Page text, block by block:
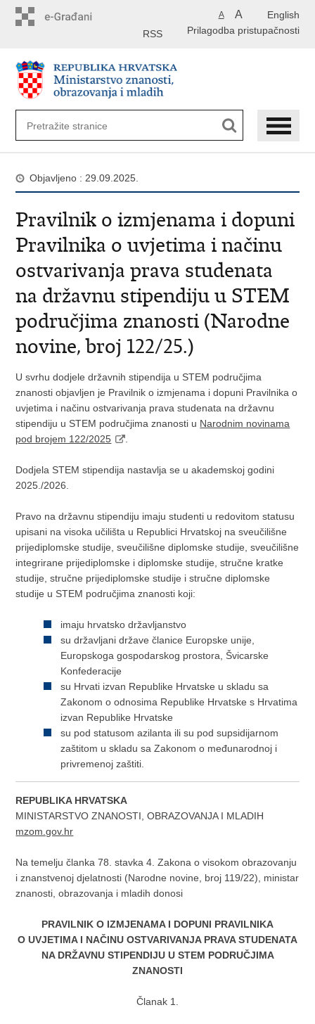
English
A A
Prilagodba pristupačnosti
RSS
Objavljeno : 29.09.2025.
Pravilnik o izmjenama i dopuni
Pravilnika o uvjetima i načinu
ostvarivanja prava studenata
na državnu stipendiju u STEM
područjima znanosti (Narodne
novine, broj 122/25.)
U svrhu dodjele državnih stipendija u STEM područjima
znanosti objavljen je Pravilnik o izmjenama i dopuni Pravilnika o
uvjetima i načinu ostvarivanja prava studenata na državnu
stipendiju u STEM područjima znanosti u Narodnim novinama
pod brojem 122/2025
Dodjela STEM stipendija nastavlja se u akademskoj godini
2025./2026.
Pravo na državnu stipendiju imaju studenti u redovitom statusu
upisani na visoka učilišta u Republici Hrvatskoj na sveučilišne
prijediplomske studije, sveučilišne diplomske studije, sveučilišne
integrirane prijediplomske i diplomske studije, stručne kratke
studije, stručne prijediplomske studije i stručne diplomske
studije u STEM područjima znanosti koji:
imaju hrvatsko državljanstvo
su državljani države članice Europske unije,
Europskoga gospodarskog prostora, Švicarske
Konfederacije
su Hrvati izvan Republike Hrvatske u skladu sa
Zakonom o odnosima Republike Hrvatske s Hrvatima
izvan Republike Hrvatske
su pod statusom azilanta ili su pod supsidijarnom
zaštitom u skladu sa Zakonom o međunarodnoj i
privremenoj zaštiti.
REPUBLIKA HRVATSKA
MINISTARSTVO ZNANOSTI, OBRAZOVANJA I MLADIH
mzom.gov.hr
Na temelju članka 78. stavka 4. Zakona o visokom obrazovanju
i znanstvenoj djelatnosti (Narodne novine, broj 119/22), ministar
znanosti, obrazovanja i mladih donosi
PRAVILNIK O IZMJENAMA I DOPUNI PRAVILNIKA
O UVJETIMA I NAČINU OSTVARIVANJA PRAVA STUDENATA
NA DRŽAVNU STIPENDIJU U STEM PODRUČJIMA
ZNANOSTI
Članak 1.